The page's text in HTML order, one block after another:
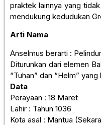
praktek lainnya yang
mendukung kedudukan
Arti Nama
Anselmus berarti :
Diturunkan dari elemen
“Tuhan” dan “Helm”
Data
Perayaan : 18 Maret
Lahir : Tahun 1036
Kota asal : Mantua